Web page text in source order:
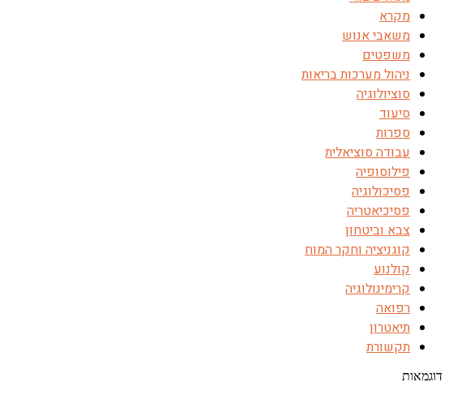
מקרא
משאבי אנוש
משפטים
ניהול מערכות בריאות
סוציולוגיה
סיעוד
ספרות
עבודה סוציאלית
פילוסופיה
פסיכולוגיה
פסיכיאטריה
צבא וביטחון
קוגניציה וחקר המוח
קולנוע
קרימינולוגיה
רפואה
תיאטרון
תקשורת
דוגמאות